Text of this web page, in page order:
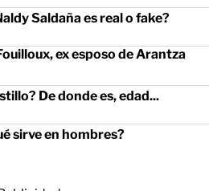
Saldaña es real o fake?
ex esposo de Arantza
De donde es, edad...
sirve en hombres?